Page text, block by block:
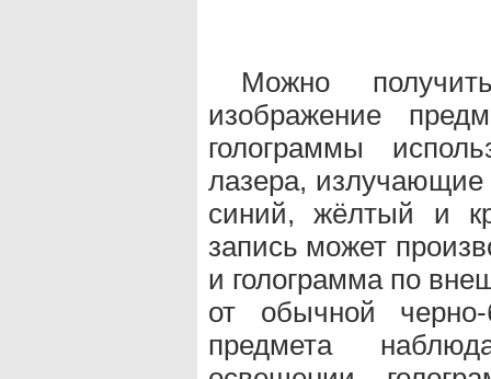
Можно
изображение
голограммы
лазера,
синий, жёлтый и
запись может
и голограмма по
от обычной
предмета